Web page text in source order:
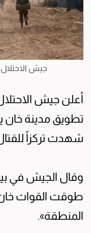
جيش
أعلن جيش الاحتلال
تطويق مدينة خان
شهدت تركزاً
وقال الجيش في
طوقت القوات
المنطقة».